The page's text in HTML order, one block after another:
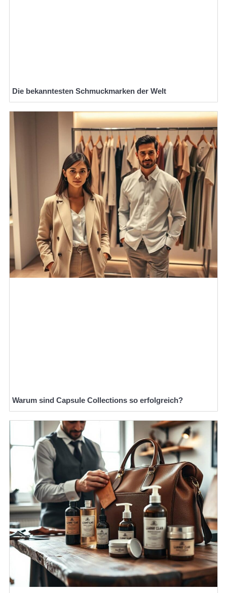
Die bekanntesten Schmuckmarken der Welt
Warum sind Capsule Collections so erfolgreich?